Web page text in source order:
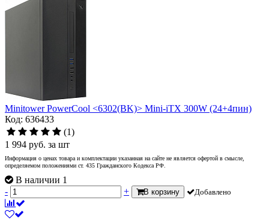
Minitower PowerCool <6302(BK)> Mini-iTX 300W (24+4пин)
Код: 636433
(1)
1 994 руб. за шт
Информация о ценах товара и комплектации указанная на сайте не является офертой в смысле,
определяемом положениями ст. 435 Гражданского Кодекса РФ.
В наличии 1
-
+ В корзину Добавлено